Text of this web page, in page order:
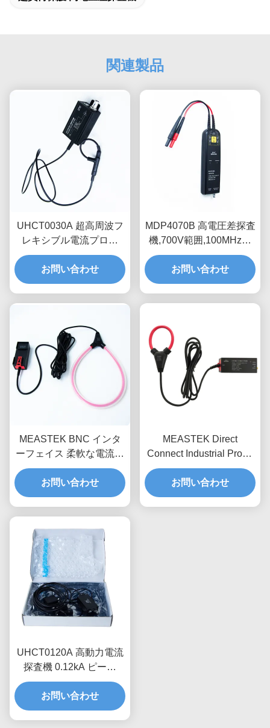
関連製品
UHCT0030A 超高周波フ
レキシブル電流プロー
ブ、200mV/A高感度、
50MHz帯域幅、3.5mm超
薄型プローブリング（半
お問い合わせ
MDP4070B 高電圧差探査
機,700V範囲,100MHz帯
域幅浮動測定器
お問い合わせ
MEASTEK BNC インタ
ーフェイス 柔軟な電流探
査機 LCTBシリーズ 調整
可能な柔軟なロゴフスキ
スコイル探査機
お問い合わせ
MEASTEK Direct
Connect Industrial Probe
LCTDシリーズ 低周波 柔
軟な電流プロブ 全電圧調
整
お問い合わせ
UHCT0120A 高動力電流
探査機 0.12kA ピーク
70%/ms 衰弱,反干渉設計
お問い合わせ